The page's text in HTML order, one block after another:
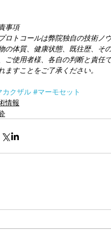
事項
ロトコールは弊院独自の技術ノ
の体質、健康状態、既往歴、そ
ご使用者様、各自の判断と責任
ますことをご了承ください。
カクザル #マーモセット
情報